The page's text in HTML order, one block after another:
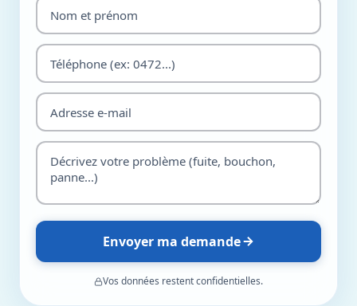
Envoyer ma demande
Vos données restent confidentielles.